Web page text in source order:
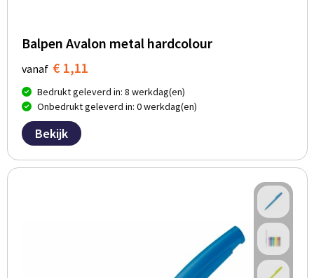
Balpen Avalon metal hardcolour
vanaf € 1,11
Bedrukt geleverd in: 8 werkdag(en)
Onbedrukt geleverd in: 0 werkdag(en)
Bekijk